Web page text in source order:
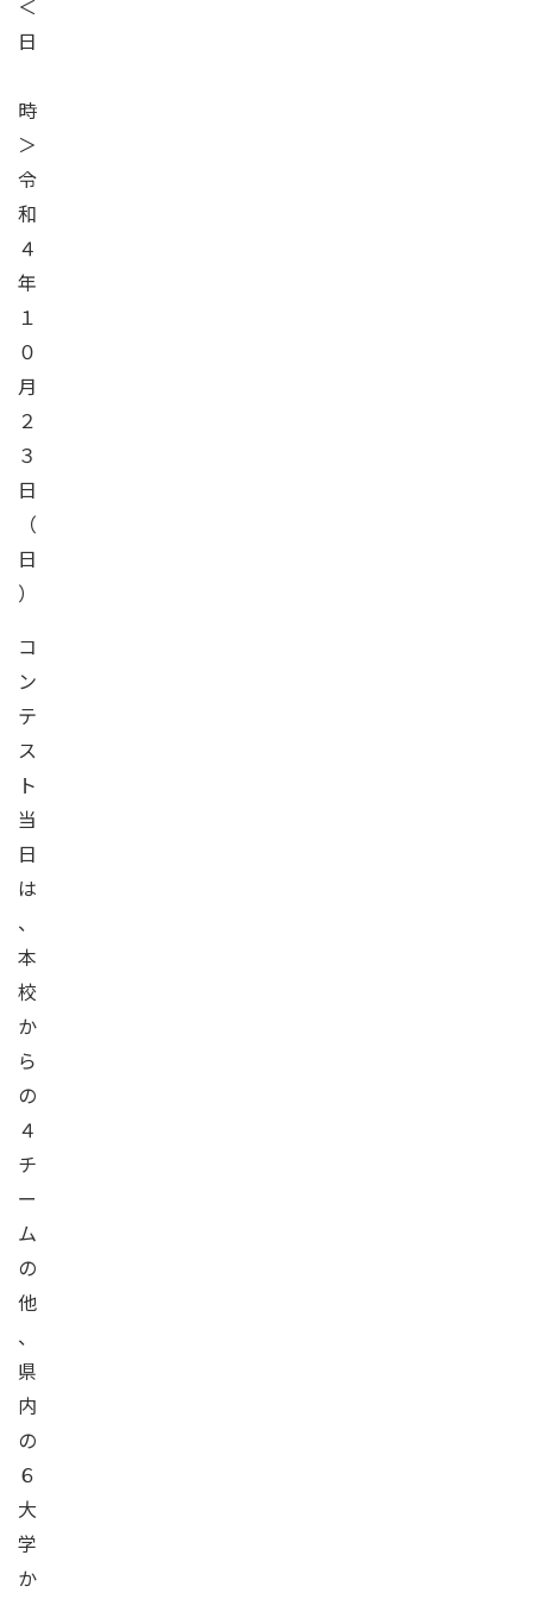
＜
日
時
＞
令
和
４
年
１
０
月
２
３
日
（
日
）
コ
ン
テ
ス
ト
当
日
は
、
本
校
か
ら
の
４
チ
ー
ム
の
他
、
県
内
の
６
大
学
か